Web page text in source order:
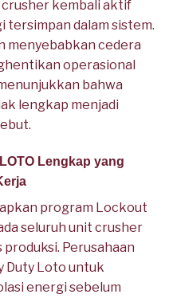
kembali aktif
tersimpan dalam sistem.
menyebabkan cedera
operasional
bahwa
lengkap menjadi
Lengkap yang
program Lockout
seluruh unit crusher
Perusahaan
Duty Loto untuk
energi sebelum